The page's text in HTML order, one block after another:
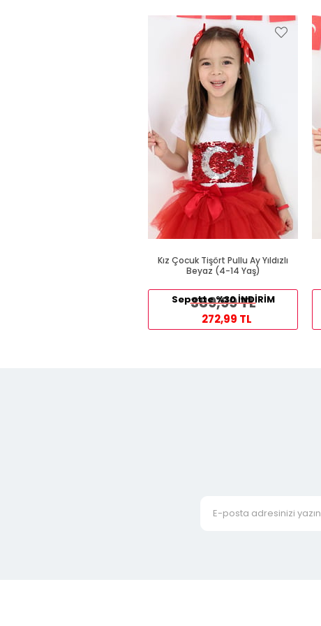
Kız Çocuk Tişört Pullu Ay Yıldızlı
Beyaz (4-14 Yaş)
389,99 TL
Sepette %30 İNDİRİM
272,99 TL